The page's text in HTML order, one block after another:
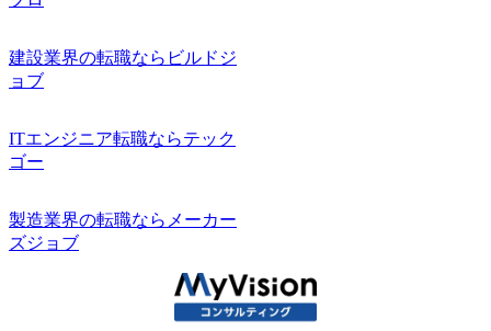
建設業界の転職ならビルドジ
ョブ
ITエンジニア転職ならテック
ゴー
製造業界の転職ならメーカー
ズジョブ